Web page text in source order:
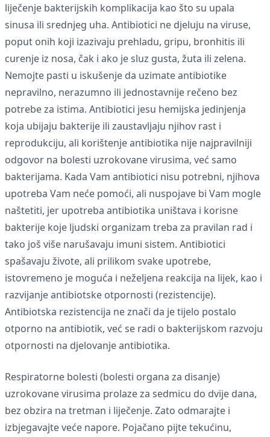
liječenje bakterijskih komplikacija kao što su upala
sinusa ili srednjeg uha. Antibiotici ne djeluju na viruse,
poput onih koji izazivaju prehladu, gripu, bronhitis ili
curenje iz nosa, čak i ako je sluz gusta, žuta ili zelena.
Nemojte pasti u iskušenje da uzimate antibiotike
nepravilno, nerazumno ili jednostavnije rečeno bez
potrebe za istima. Antibiotici jesu hemijska jedinjenja
koja ubijaju bakterije ili zaustavljaju njihov rast i
reprodukciju, ali korištenje antibiotika nije najpravilniji
odgovor na bolesti uzrokovane virusima, već samo
bakterijama. Kada Vam antibiotici nisu potrebni, njihova
upotreba Vam neće pomoći, ali nuspojave bi Vam mogle
naštetiti, jer upotreba antibiotika uništava i korisne
bakterije koje ljudski organizam treba za pravilan rad i
tako još više narušavaju imuni sistem. Antibiotici
spašavaju živote, ali prilikom svake upotrebe,
istovremeno je moguća i neželjena reakcija na lijek, kao i
razvijanje antibiotske otpornosti (rezistencije).
Antibiotska rezistencija ne znači da je tijelo postalo
otporno na antibiotik, već se radi o bakterijskom razvoju
otpornosti na djelovanje antibiotika.
Respiratorne bolesti (bolesti organa za disanje)
uzrokovane virusima prolaze za sedmicu do dvije dana,
bez obzira na tretman i liječenje. Zato odmarajte i
izbjegavajte veće napore. Pojačano pijte tekućinu,